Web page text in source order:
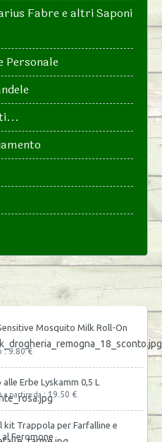
Fabre e altri Saponi
Personale
Mosquito Milk Roll-On
: 9.80 €
Erbe Lyskamm 0,5 L
a partire da : 19.50 €
kit Trappola per Farfalline e
al Feromone